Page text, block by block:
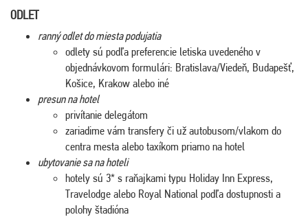
ODLET
ranný odlet do miesta podujatia
odlety sú podľa preferencie letiska uvedeného v
objednávkovom formulári: Bratislava/Viedeň, Budapešť,
Košice, Krakow alebo iné
presun na hotel
privítanie delegátom
zariadime vám transfery či už autobusom/vlakom do
centra mesta alebo taxíkom priamo na hotel
ubytovanie sa na hoteli
hotely sú 3* s raňajkami typu Holiday Inn Express,
Travelodge alebo Royal National podľa dostupnosti a
polohy štadióna